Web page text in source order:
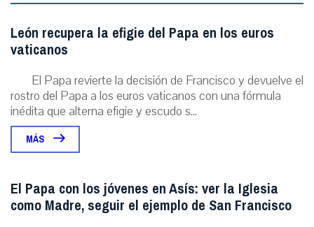
León recupera la efigie del Papa en los euros
vaticanos
El Papa revierte la decisión de Francisco y devuelve el
rostro del Papa a los euros vaticanos con una fórmula
inédita que alterna efigie y escudo s...
MÁS
El Papa con los jóvenes en Asís: ver la Iglesia
como Madre, seguir el ejemplo de San Francisco